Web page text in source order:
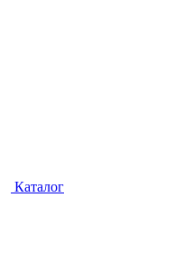
Каталог